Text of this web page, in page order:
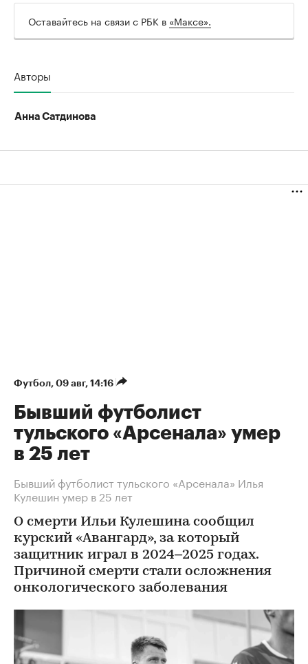
Оставайтесь на связи с РБК в «Максе».
Авторы
Анна Сатдинова
Футбол⁠, 09 авг, 14:16
Бывший футболист
тульского «Арсенала» умер
в 25 лет
Бывший футболист тульского «Арсенала» Илья
Кулешин умер в 25 лет
О смерти Ильи Кулешина сообщил
курский «Авангард», за который
защитник играл в 2024–2025 годах.
Причиной смерти стали осложнения
онкологического заболевания